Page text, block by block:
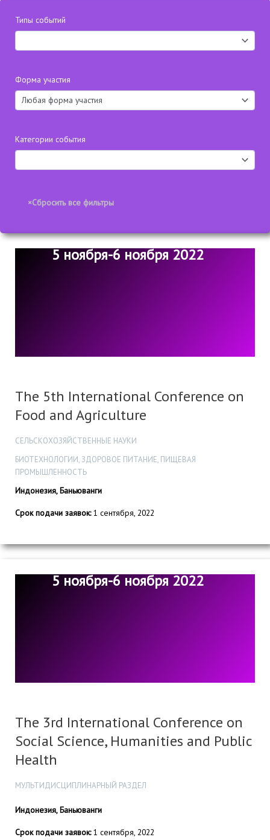
Типы событий
Форма участия
Категории события
5 ноября-6 ноября 2022
The 5th International Conference on
Food and Agriculture
СЕЛЬСКОХОЗЯЙСТВЕННЫЕ НАУКИ
БИОТЕХНОЛОГИИ, ЗДОРОВОЕ ПИТАНИЕ, ПИЩЕВАЯ
ПРОМЫШЛЕННОСТЬ
Индонезия, Баньюванги
Срок подачи заявок:1 сентября, 2022
5 ноября-6 ноября 2022
The 3rd International Conference on
Social Science, Humanities and Public
Health
МУЛЬТИДИСЦИПЛИНАРНЫЙ РАЗДЕЛ
Индонезия, Баньюванги
Срок подачи заявок:1 сентября, 2022